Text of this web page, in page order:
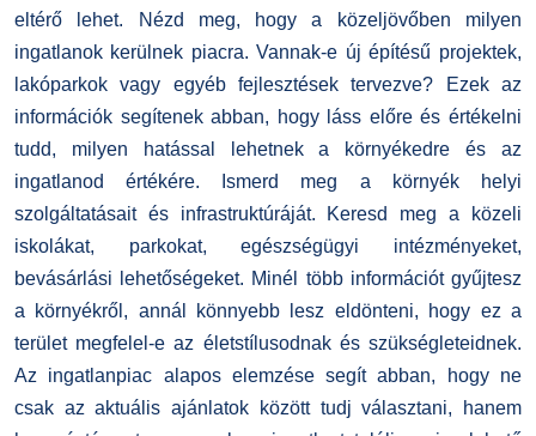
eltérő lehet. Nézd meg, hogy a közeljövőben milyen
ingatlanok kerülnek piacra. Vannak-e új építésű projektek,
lakóparkok vagy egyéb fejlesztések tervezve? Ezek az
információk segítenek abban, hogy láss előre és értékelni
tudd, milyen hatással lehetnek a környékedre és az
ingatlanod értékére. Ismerd meg a környék helyi
szolgáltatásait és infrastruktúráját. Keresd meg a közeli
iskolákat, parkokat, egészségügyi intézményeket,
bevásárlási lehetőségeket. Minél több információt gyűjtesz
a környékről, annál könnyebb lesz eldönteni, hogy ez a
terület megfelel-e az életstílusodnak és szükségleteidnek.
Az ingatlanpiac alapos elemzése segít abban, hogy ne
csak az aktuális ajánlatok között tudj választani, hanem